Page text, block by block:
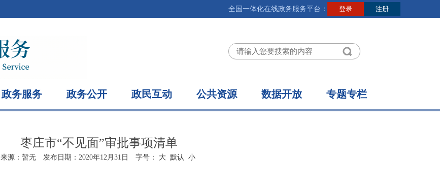
全国一体化在线政务服务平台：
政务服务 政务公开 政民互动 公共资源 数据开放 专题专栏
枣庄市“不见面”审批事项清单
来源： 暂无 发布日期： 2020年12月31日 字号： 大 默认 小